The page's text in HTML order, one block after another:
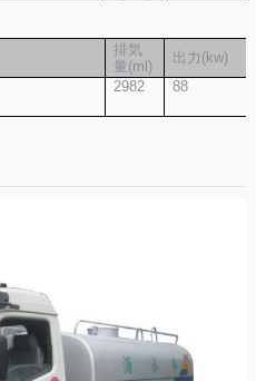
排気
量(ml)
出力(kw)
2982 88